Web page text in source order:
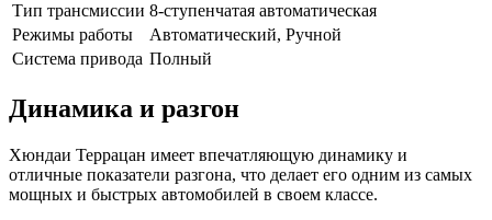
Тип трансмиссии 8-ступенчатая автоматическая
Режимы работы
Автоматический, Ручной
Система привода Полный
Динамика и разгон
Хюндаи Террацан имеет впечатляющую динамику и
отличные показатели разгона, что делает его одним из самых
мощных и быстрых автомобилей в своем классе.